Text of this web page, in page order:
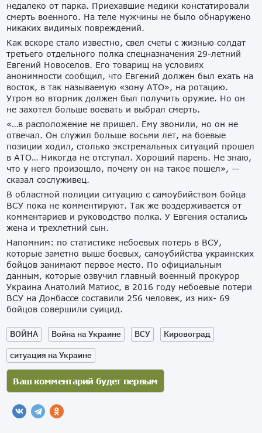
недалеко от парка. Приехавшие медики констатировали
смерть военного. На теле мужчины не было обнаружено
никаких видимых повреждений.
Как вскоре стало известно, свел счеты с жизнью солдат
третьего отдельного полка спецназначения 29-летний
Евгений Новоселов. Его товарищ на условиях
анонимности сообщил, что Евгений должен был ехать на
восток, в так называемую «зону АТО», на ротацию.
Утром во вторник должен был получить оружие. Но он
не захотел больше воевать и выбрал смерть.
«…в расположение не пришел. Ему звонили, но он не
отвечал. Он служил больше восьми лет, на боевые
позиции ходил, столько экстремальных ситуаций прошел
в АТО… Никогда не отступал. Хороший парень. Не знаю,
что у него произошло, почему он на такое пошел», —
сказал сослуживец.
В областной полиции ситуацию с самоубийством бойца
ВСУ пока не комментируют. Так же воздерживается от
комментариев и руководство полка. У Евгения остались
жена и трехлетний сын.
Напомним: по статистике небоевых потерь в ВСУ,
которые заметно выше боевых, самоубийства украинских
бойцов занимают первое место. По официальным
данным, которые озвучил главный военный прокурор
Украина Анатолий Матиос, в 2016 году небоевые потери
ВСУ на Донбассе составили 256 человек, из них- 69
бойцов совершили суицид.
ВОЙНА Война на Украине ВСУ
Кировоград
ситуация на Украине